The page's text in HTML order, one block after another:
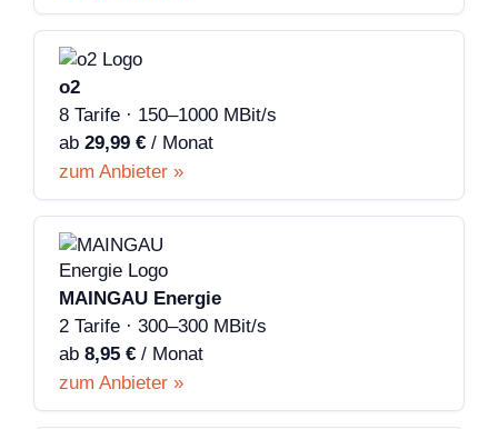
o2
8 Tarife · 150–1000 MBit/s
ab 29,99 € / Monat
zum Anbieter »
MAINGAU Energie
2 Tarife · 300–300 MBit/s
ab 8,95 € / Monat
zum Anbieter »